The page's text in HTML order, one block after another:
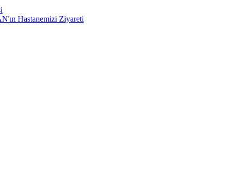
Hastanemizi Ziyareti